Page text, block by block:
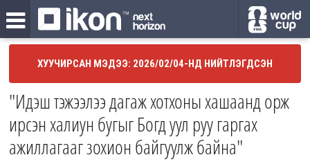
ХУУЧИРСАН МЭДЭЭ: 2026/02/04-НД НИЙТЛЭГДСЭН
"Идэш тэжээлээ дагаж хотхоны хашаанд орж
ирсэн халиун бугыг Богд уул руу гаргах
ажиллагааг зохион байгуулж байна"